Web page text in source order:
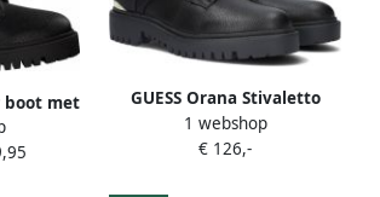
boot met
GUESS Orana Stivaletto
Bootie Zwart Goud Vrouwen
1 webshop
€ 126,-